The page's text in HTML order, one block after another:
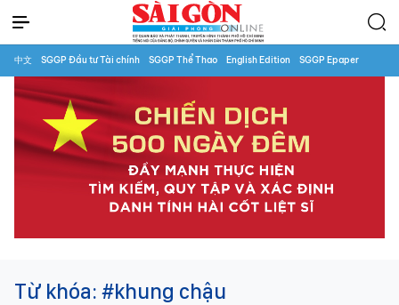
中文 SGGP Đầu tư Tài chính SGGP Thể Thao English Edition SGGP Epaper
Từ khóa: #khung chậu